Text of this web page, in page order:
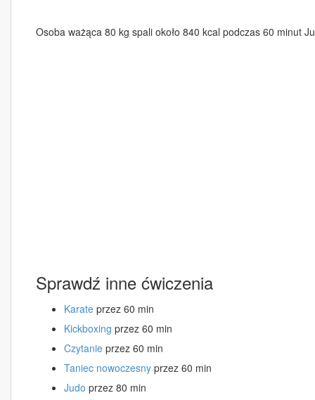
Osoba ważąca 80 kg spali około 840 kcal podczas 60 minut
Sprawdź inne ćwiczenia
Karate przez 60 min
Kickboxing przez 60 min
Czytanie przez 60 min
Taniec nowoczesny przez 60 min
Judo przez 80 min